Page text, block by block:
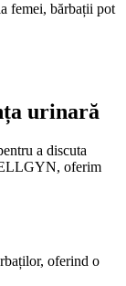
femei, bărbații pot
urinară
a discuta
oferim
oferind o